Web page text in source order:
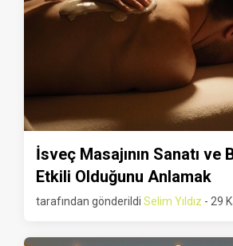
İsveç Masajının Sanatı ve
Etkili Olduğunu Anlamak
tarafından gönderildi Selim Yıldız - 29